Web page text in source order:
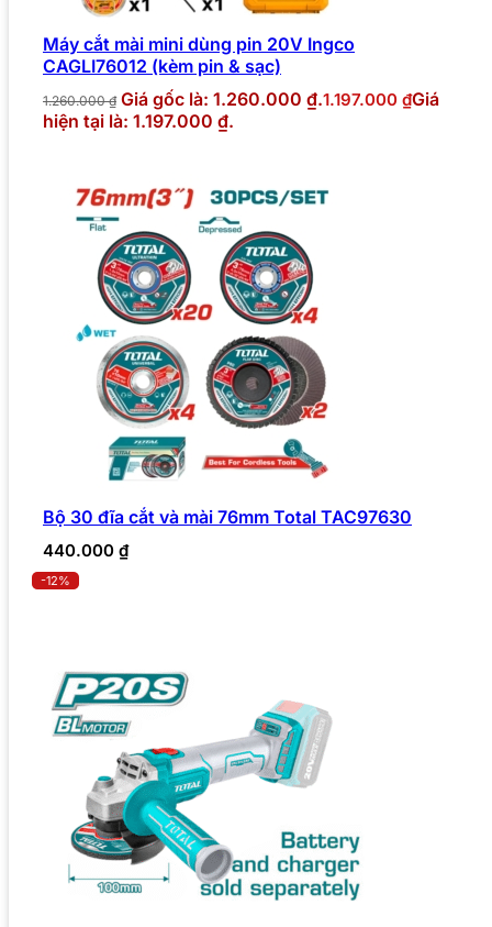
Máy cắt mài mini dùng pin 20V Ingco
CAGLI76012 (kèm pin & sạc)
1.260.000₫ Giá gốc là: 1.260.000 ₫.1.197.000 ₫Giá
hiện tại là: 1.197.000 ₫.
Bộ 30 đĩa cắt và mài 76mm Total TAC97630
440.000 ₫
-12%